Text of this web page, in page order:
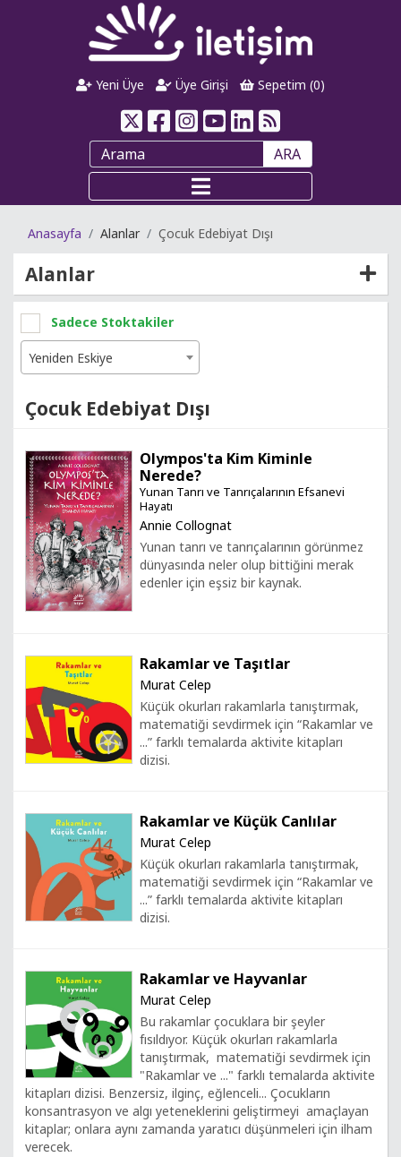
Yeni Üye Üye Girişi Sepetim (0)
ARA
Anasayfa Alanlar Çocuk Edebiyat Dışı
Alanlar
Sadece Stoktakiler
Yeniden Eskiye
Çocuk Edebiyat Dışı
Olympos'ta Kim Kiminle
Nerede?
Yunan Tanrı ve Tanrıçalarının Efsanevi
Hayatı
Annie Collognat
Yunan tanrı ve tanrıçalarının görünmez
dünyasında neler olup bittiğini merak
edenler için eşsiz bir kaynak.
Rakamlar ve Taşıtlar
Murat Celep
Küçük okurları rakamlarla tanıştırmak,
matematiği sevdirmek için “Rakamlar ve
...” farklı temalarda aktivite kitapları
dizisi.
Rakamlar ve Küçük Canlılar
Murat Celep
Küçük okurları rakamlarla tanıştırmak,
matematiği sevdirmek için “Rakamlar ve
...” farklı temalarda aktivite kitapları
dizisi.
Rakamlar ve Hayvanlar
Murat Celep
Bu rakamlar çocuklara bir şeyler
fısıldıyor. Küçük okurları rakamlarla
tanıştırmak, matematiği sevdirmek için
"Rakamlar ve ..." farklı temalarda aktivite
kitapları dizisi. Benzersiz, ilginç, eğlenceli... Çocukların
konsantrasyon ve algı yeteneklerini geliştirmeyi amaçlayan
kitaplar; onlara aynı zamanda yaratıcı düşünmeleri için ilham
verecek.